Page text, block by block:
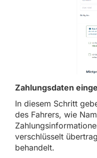
Zahlungsdaten
In diesem Schritt
des Fahrers, wie
verschlüsselt
behandelt.